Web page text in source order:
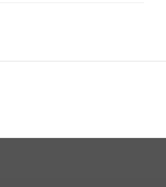
приняли участие в